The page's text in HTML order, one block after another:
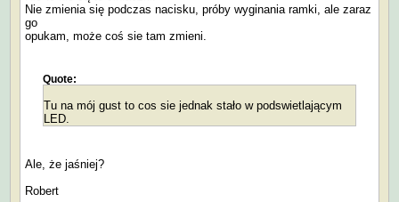
Nie zmienia się podczas nacisku, próby wyginania ramki, ale zaraz
go
opukam, może coś sie tam zmieni.
Quote:
Tu na mój gust to cos sie jednak stało w podswietlającym
LED.
Ale, że jaśniej?
Robert